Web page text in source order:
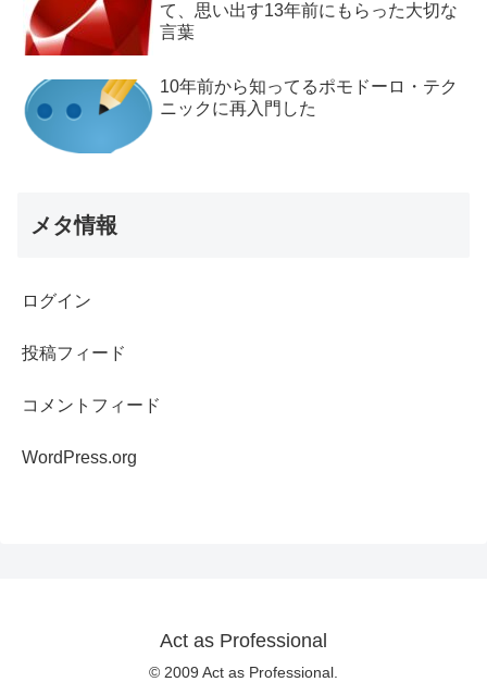
て、思い出す13年前にもらった大切な
言葉
10年前から知ってるポモドーロ・テク
ニックに再入門した
メタ情報
ログイン
投稿フィード
コメントフィード
WordPress.org
Act as Professional
© 2009 Act as Professional.